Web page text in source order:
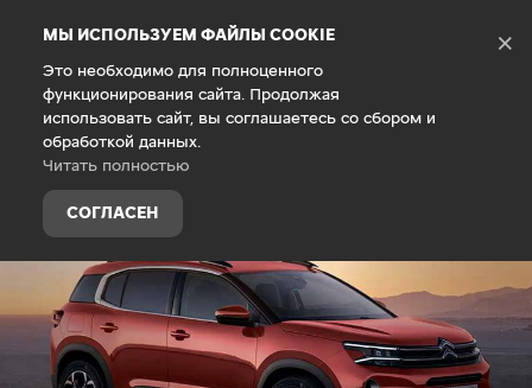
МЫ ИСПОЛЬЗУЕМ ФАЙЛЫ COOKIE
Это необходимо для полноценного
функционирования сайта. Продолжая
использовать сайт, вы соглашаетесь со сбором и
обработкой данных.
Читать полностью
СОГЛАСЕН
×
Главная Покупателям Покупка авто